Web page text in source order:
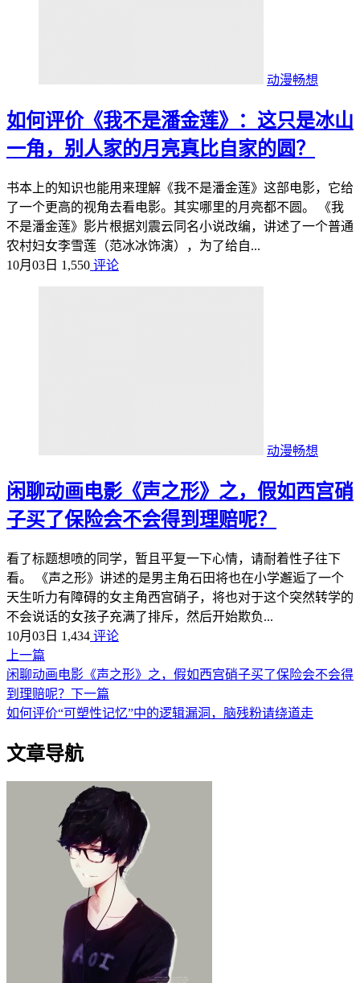
动漫畅想
如何评价《我不是潘金莲》：这只是冰山
一角，别人家的月亮真比自家的圆？
书本上的知识也能用来理解《我不是潘金莲》这部电影，它给
了一个更高的视角去看电影。其实哪里的月亮都不圆。 《我
不是潘金莲》影片根据刘震云同名小说改编，讲述了一个普通
农村妇女李雪莲（范冰冰饰演），为了给自...
10月03日 1,550 评论
动漫畅想
闲聊动画电影《声之形》之，假如西宫硝
子买了保险会不会得到理赔呢？
看了标题想喷的同学，暂且平复一下心情，请耐着性子往下
看。 《声之形》讲述的是男主角石田将也在小学邂逅了一个
天生听力有障碍的女主角西宫硝子，将也对于这个突然转学的
不会说话的女孩子充满了排斥，然后开始欺负...
10月03日 1,434 评论
上一篇
闲聊动画电影《声之形》之，假如西宫硝子买了保险会不会得
到理赔呢？ 下一篇
如何评价“可塑性记忆”中的逻辑漏洞，脑残粉请绕道走
文章导航